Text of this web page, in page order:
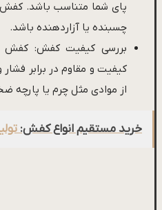
پای شما متناسب باشد.
چسبنده یا آزاردهنده باشد.
بررسی کیفیت کفش: کفش
کیفیت و مقاوم در برابر
از موادی مثل چرم یا پارچه
خرید مستقیم انواع کفش: